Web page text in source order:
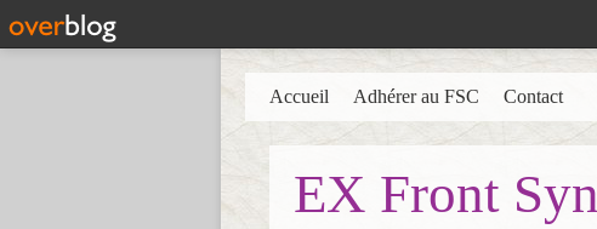
EX Front
Accueil Adhérer au FSC Contact